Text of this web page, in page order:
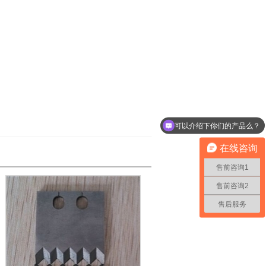
在线咨询
售前咨询1
售前咨询2
售后服务
可以介绍下你们的产品么？